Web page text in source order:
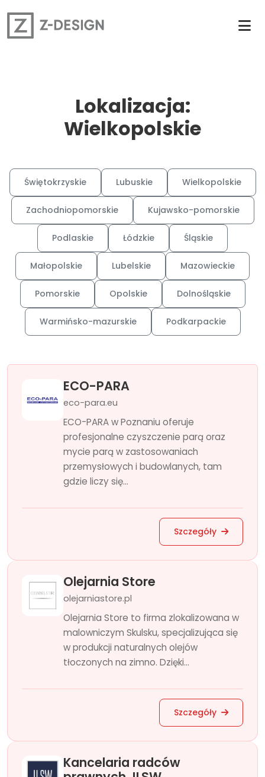
Lokalizacja:
Wielkopolskie
Świętokrzyskie Lubuskie Wielkopolskie
Zachodniopomorskie Kujawsko-pomorskie
Podlaskie Łódzkie Śląskie
Małopolskie Lubelskie Mazowieckie
Pomorskie Opolskie Dolnośląskie
Warmińsko-mazurskie Podkarpackie
ECO-PARA
eco-para.eu
ECO-PARA w Poznaniu oferuje
profesjonalne czyszczenie parą oraz
mycie parą w zastosowaniach
przemysłowych i budowlanych, tam
gdzie liczy się...
Szczegóły
Olejarnia Store
olejarniastore.pl
Olejarnia Store to firma zlokalizowana w
malowniczym Skulsku, specjalizująca się
w produkcji naturalnych olejów
tłoczonych na zimno. Dzięki...
Szczegóły
Kancelaria radców